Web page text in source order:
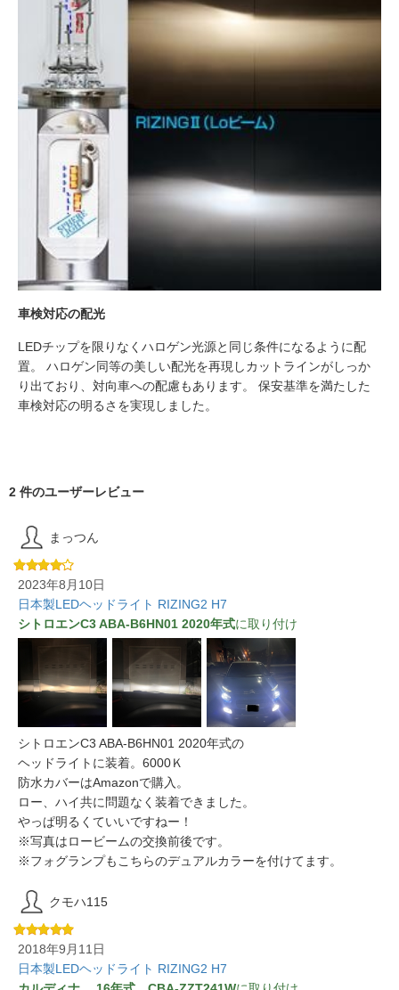
車検対応の配光
LEDチップを限りなくハロゲン光源と同じ条件になるように配
置。 ハロゲン同等の美しい配光を再現しカットラインがしっか
り出ており、対向車への配慮もあります。 保安基準を満たした
車検対応の明るさを実現しました。
2 件のユーザーレビュー
まっつん
2023年8月10日
日本製LEDヘッドライト RIZING2 H7
シトロエンC3 ABA-B6HN01 2020年式に取り付け
シトロエンC3 ABA-B6HN01 2020年式の
ヘッドライトに装着。6000Ｋ
防水カバーはAmazonで購入。
ロー、ハイ共に問題なく装着できました。
やっぱ明るくていいですねー！
※写真はロービームの交換前後です。
※フォグランプもこちらのデュアルカラーを付けてます。
クモハ115
2018年9月11日
日本製LEDヘッドライト RIZING2 H7